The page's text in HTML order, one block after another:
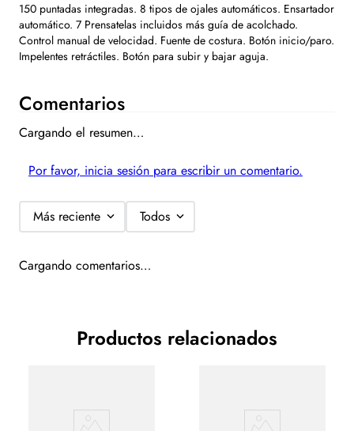
150 puntadas integradas. 8 tipos de ojales automáticos. Ensartador
automático. 7 Prensatelas incluidos más guía de acolchado.
Control manual de velocidad. Fuente de costura. Botón inicio/paro.
Impelentes retráctiles. Botón para subir y bajar aguja.
Comentarios
Cargando el resumen…
Por favor, inicia sesión para escribir un comentario.
Más reciente Todos
Cargando comentarios…
Productos relacionados